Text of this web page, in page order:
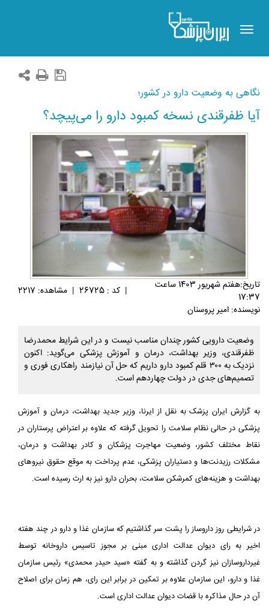
Toggle
navigation
نگاهی به وضعیت دارو در کشور؛
آیا ظفرقندی نسخه کمبود دارو را می‌پیچد؟
تاريخ:هفتم شهريور 1403 ساعت
17:37
| کد : 26725 | مشاهده: 2217
نویسنده: امیر پروسنان
وضعیت دارویی کشور چندان مناسب نیست و در این شرایط محمدرضا
ظفرقندی، وزیر بهداشت، درمان و آموزش پزشکی می‌گوید: اکنون
نزدیک به ۳۰۰ قلم کمبود دارو داریم که حل آن نیازمند راهکاری فوری و
تصمیم‌های جدی در دولت چهاردهم است.
به گزارش ایران پزشک به نقل از ایرنا، وزیر جدید بهداشت، درمان و آموزش
پزشکی در حالی نظام سلامت را تحویل گرفته که علاوه بر اعتراض پرستاران در
نقاط مختلف کشور، وضعیت مهاجرت پزشکان و کادر بهداشت و درمان،
مشکلات رزیدنت‌ها و دستیاران پزشکی، عدم پرداخت به موقع حقوق نیروهای
بهداشت و هزینه‌های کمرشکن سلامت، بحران دارو نیز به ارث رسیده است.
در شرایطی روز داروساز را پشت سر گذاشتیم که سازمان غذا و دارو در چند هفته
اخیر به رای دیوان عدالت اداری مبنی بر مجوز تاسیس داروخانه توسط
غیرداروسازان نیز گردن گذاشته و به گفته «سید حیدر محمدی» رئیس سازمان
غذا و دارو، این سازمان علاوه بر تمکین در برابر این رای، هم زمان برای اصلاح
آن در حال مذاکره با قضات دیوان عدالت اداری است.